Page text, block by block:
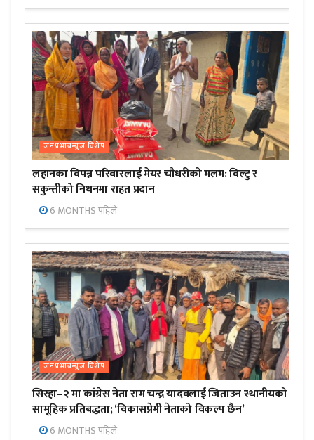
जनप्रभाबन्युज विशेष
लहानका विपन्न परिवारलाई मेयर चौधरीको मलम: विल्टु र
सकुन्तीको निधनमा राहत प्रदान
6 MONTHS पहिले
जनप्रभाबन्युज विशेष
सिरहा–२ मा कांग्रेस नेता राम चन्द्र यादवलाई जिताउन स्थानीयको
सामूहिक प्रतिबद्धता; ‘विकासप्रेमी नेताको विकल्प छैन’
6 MONTHS पहिले